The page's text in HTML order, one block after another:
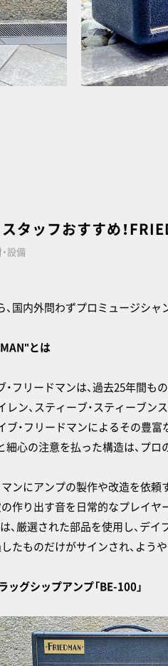
スタッフおすすめ！
設備
国内外問わずプロミュージシャ
とは
フリードマンは、過去25年間も
レン、スティーブ・スティーブ
ブ・フリードマンによるその豊
細心の注意を払った構造は、プ
ンにアンプの製作や改造を依頼
の作り出す音を日常的なプレイヤ
、厳選された部品を使用し、デ
たものだけがサインされ、よう
グシップアンプ「BE-100」